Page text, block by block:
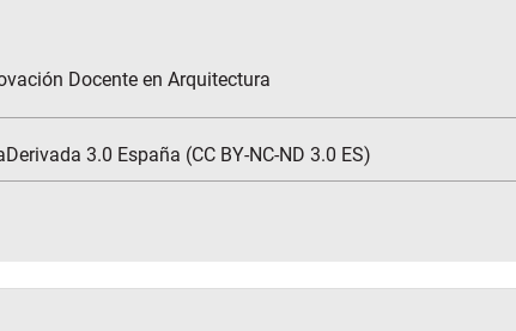
Docente en Arquitectura
3.0 España (CC BY-NC-ND 3.0 ES)